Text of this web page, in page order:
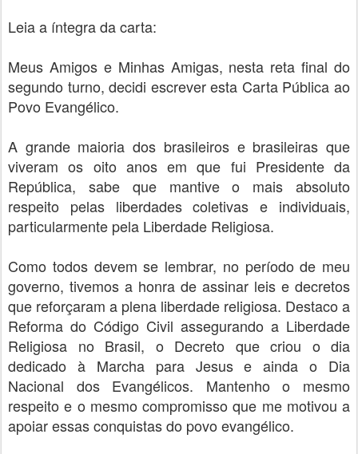
Leia a íntegra da carta:
Meus Amigos e Minhas Amigas, nesta reta final do
segundo turno, decidi escrever esta Carta Pública ao
Povo Evangélico.
A grande maioria dos brasileiros e brasileiras que
viveram os oito anos em que fui Presidente da
República, sabe que mantive o mais absoluto
respeito pelas liberdades coletivas e individuais,
particularmente pela Liberdade Religiosa.
Como todos devem se lembrar, no período de meu
governo, tivemos a honra de assinar leis e decretos
que reforçaram a plena liberdade religiosa. Destaco a
Reforma do Código Civil assegurando a Liberdade
Religiosa no Brasil, o Decreto que criou o dia
dedicado à Marcha para Jesus e ainda o Dia
Nacional dos Evangélicos. Mantenho o mesmo
respeito e o mesmo compromisso que me motivou a
apoiar essas conquistas do povo evangélico.